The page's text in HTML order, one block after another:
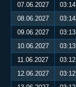
07.06.2027
03:14
08.06.2027
03:14
09.06.2027
03:13
10.06.2027
03:13
11.06.2027
03:12
12.06.2027
03:12